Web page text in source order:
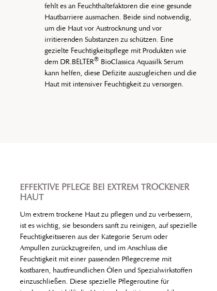
fehlt es an Feuchthaltefaktoren die eine gesunde
Hautbarriere ausmachen. Beide sind notwendig,
um die Haut vor Austrocknung und vor
irritierenden Substanzen zu schützen. Eine
gezielte Feuchtigkeitspflege mit Produkten wie
dem DR.BELTER® BioClassica Aquasilk Serum
kann helfen, diese Defizite auszugleichen und die
Haut mit intensiver Feuchtigkeit zu versorgen.
EFFEKTIVE PFLEGE BEI EXTREM TROCKENER
HAUT
Um extrem trockene Haut zu pflegen und zu verbessern,
ist es wichtig, sie besonders sanft zu reinigen, auf spezielle
Feuchtigkeitsseren aus der Kategorie Serum oder
Ampullen zurückzugreifen, und im Anschluss die
Feuchtigkeit mit einer passenden Pflegecreme mit
kostbaren, hautfreundlichen Ölen und Spezialwirkstoffen
einzuschließen. Diese spezielle Pflegeroutine für